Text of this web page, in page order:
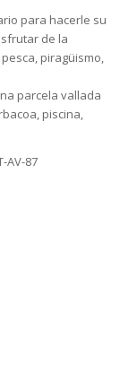
para hacerle su
de la
piragüismo,
parcela vallada
piscina,
AV-87